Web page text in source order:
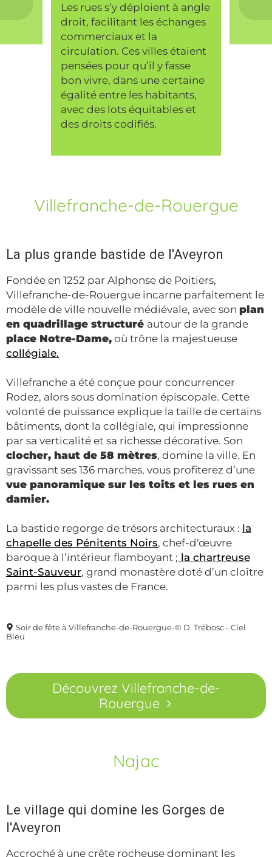
Les rues s’y déploient à angle
droit, facilitant les échanges
commerciaux et la
circulation. Ces villes étaient
pensées pour qu’il y fasse
bon vivre, dans une certaine
égalité entre les habitants,
avec des lots équitables et
des droits codifiés.
Soir de fête à Villefranche-de-Rouergue-© D. Trébosc - Ciel
Bleu
Villefranche-de-Rouergue
La plus grande bastide de l'Aveyron
Fondée en 1252 par Alphonse de Poitiers,
Villefranche-de-Rouergue incarne parfaitement le
modèle de ville nouvelle médiévale, avec son plan
en quadrillage structuré autour de la grande
place Notre-Dame, où trône la majestueuse
collégiale.
Villefranche a été conçue pour concurrencer
Rodez, alors sous domination épiscopale. Cette
volonté de puissance explique la taille de certains
bâtiments, dont la collégiale, qui impressionne
par sa verticalité et sa richesse décorative. Son
clocher, haut de 58 mètres, domine la ville. En
gravissant ses 136 marches, vous profiterez d’une
vue panoramique sur les toits et les rues en
damier.
La bastide regorge de trésors architecturaux : la
chapelle des Pénitents Noirs, chef-d'œuvre
baroque à l’intérieur flamboyant ; la chartreuse
Saint-Sauveur, grand monastère doté d’un cloître
parmi les plus vastes de France.
Découvrez Villefranche-de-
Rouergue
Najac
Le village qui domine les Gorges de
l'Aveyron
Accroché à une crête rocheuse dominant les